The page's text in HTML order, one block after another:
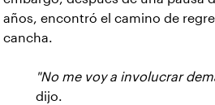
años, encontró el camino de
cancha.
"No me voy a involucrar
dijo.